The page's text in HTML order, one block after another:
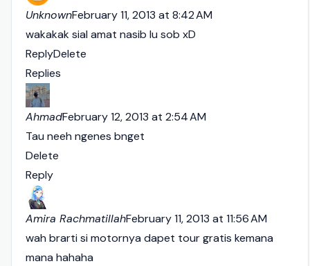
UnknownFebruary 11, 2013 at 8:42 AM
wakakak sial amat nasib lu sob xD
ReplyDelete
Replies
AhmadFebruary 12, 2013 at 2:54 AM
Tau neeh ngenes bnget
Delete
Reply
Amira RachmatillahFebruary 11, 2013 at 11:56 AM
wah brarti si motornya dapet tour gratis kemana
mana hahaha